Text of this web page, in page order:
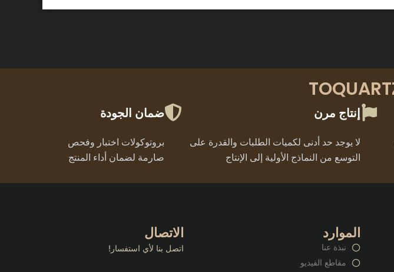
إنتاج مرن
لا يوجد حد أدنى لكميات الطلبات والقدرة على
التوسع من النماذج الأولية إلى الإنتاج
ضمان الجودة
بروتوكولات اختبار وفحص
صارمة لضمان أداء المنتج
الموارد
نبذة عنا
مقاطع الفيديو
الاتصال
اتصل بنا لأي استفسار!